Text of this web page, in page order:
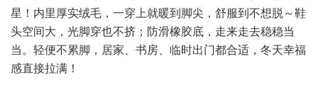
星！内里厚实绒毛，一穿上就暖到脚尖，舒服到不想脱～鞋
头空间大，光脚穿也不挤；防滑橡胶底，走来走去稳稳当
当。轻便不累脚，居家、书房、临时出门都合适，冬天幸福
感直接拉满！